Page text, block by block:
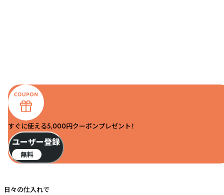
すぐに使える5,000円クーポンプレゼント！
ユーザー登録
無料
日々の仕入れで